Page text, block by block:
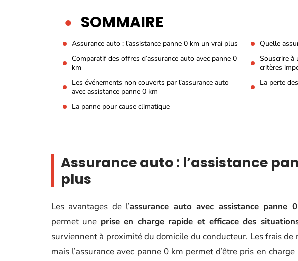
SOMMAIRE
Assurance auto : l’assistance panne 0 km un vrai plus
Quelle
Comparatif des offres d’assurance auto avec panne 0
km
Souscrire à
critères
Les événements non couverts par l’assurance auto
avec assistance panne 0 km
La perte
La panne pour cause climatique
Assurance auto : l’assistance
plus
Les avantages de l’assurance auto avec assistance panne
permet une prise en charge rapide et efficace des
surviennent à proximité du domicile du conducteur. Les frais
mais l’assurance avec panne 0 km permet d’être pris en